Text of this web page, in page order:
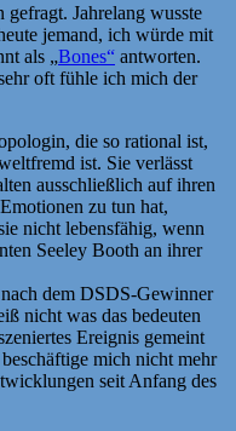
Jahrelang wusste
jemand, ich würde mit
als „Bones“ antworten.
oft fühle ich mich der
die so rational ist,
ist. Sie verlässt
ausschließlich auf ihren
zu tun hat,
nicht lebensfähig, wenn
Seeley Booth an ihrer
dem DSDS-Gewinner
nicht was das bedeuten
Ereignis gemeint
mich nicht mehr
seit Anfang des